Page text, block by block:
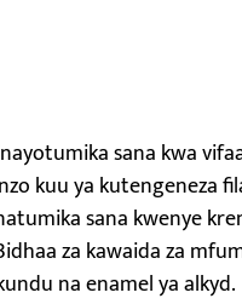
sana kwa
kuu ya kutengeneza
sana kwenye
za kawaida za
na enamel ya alkyd.